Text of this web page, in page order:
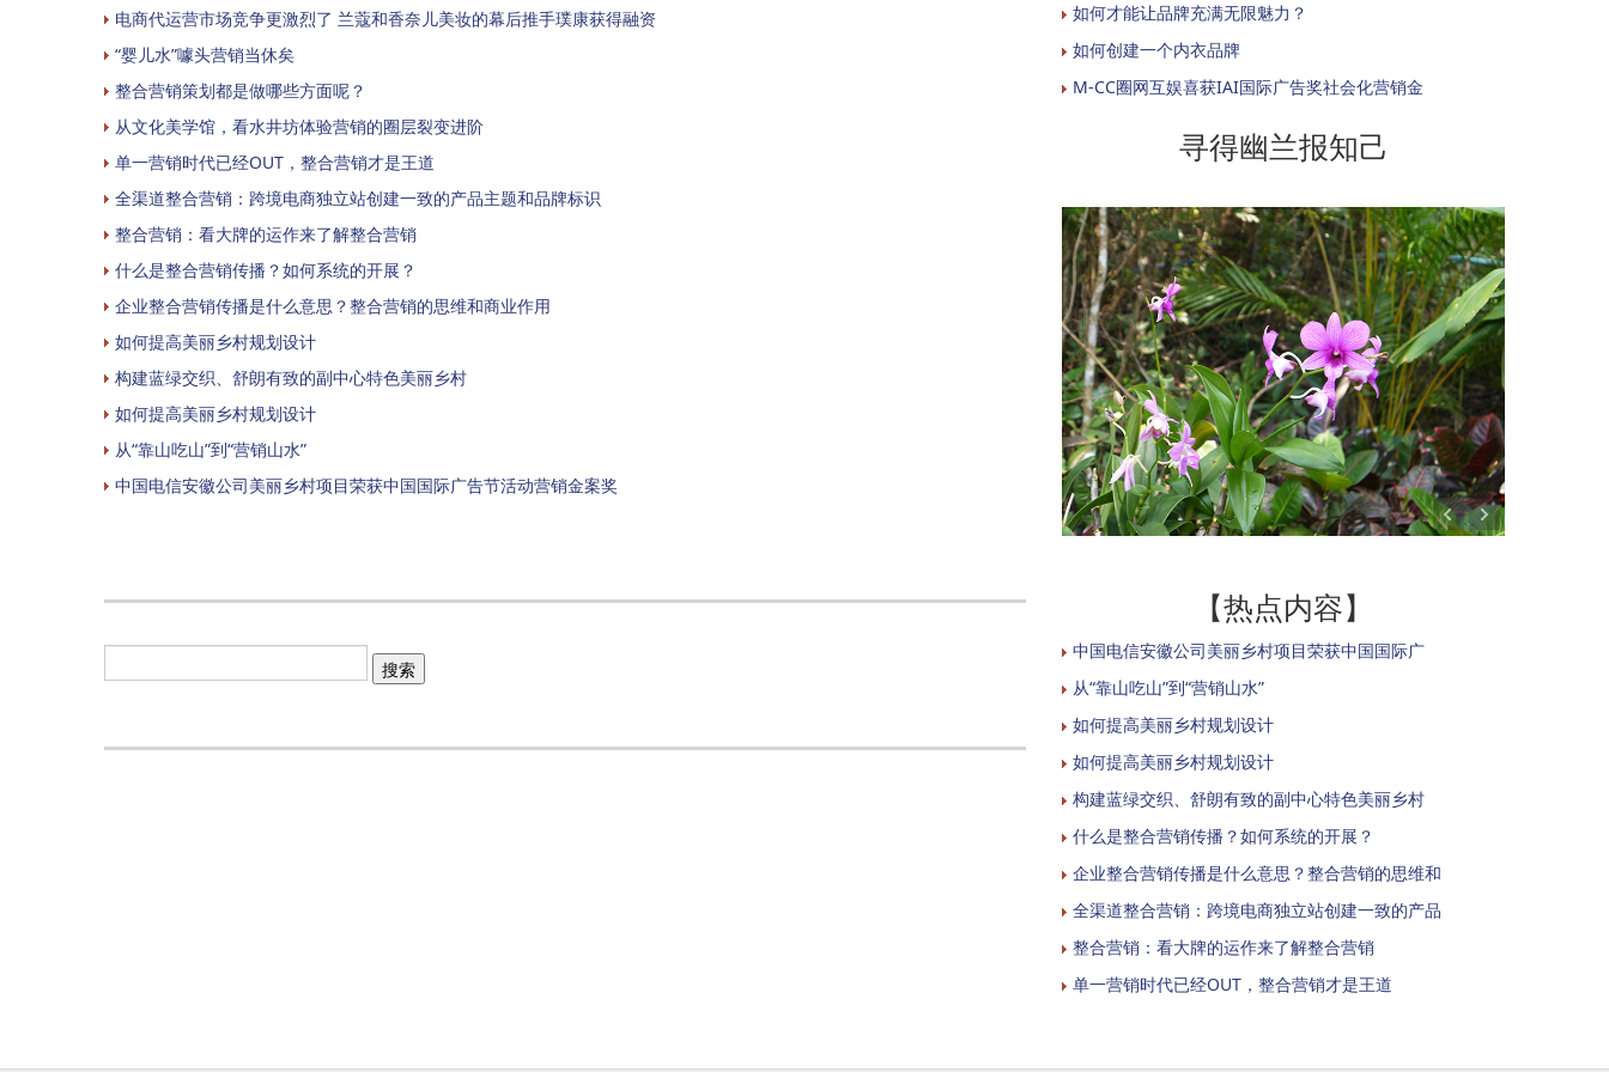
电商代运营市场竞争更激烈了 兰蔻和香奈儿美妆的幕后推手璞康获得融资
“婴儿水”噱头营销当休矣
整合营销策划都是做哪些方面呢？
从文化美学馆，看水井坊体验营销的圈层裂变进阶
单一营销时代已经OUT，整合营销才是王道
全渠道整合营销：跨境电商独立站创建一致的产品主题和品牌标识
整合营销：看大牌的运作来了解整合营销
什么是整合营销传播？如何系统的开展？
企业整合营销传播是什么意思？整合营销的思维和商业作用
如何提高美丽乡村规划设计
构建蓝绿交织、舒朗有致的副中心特色美丽乡村
如何提高美丽乡村规划设计
从“靠山吃山”到“营销山水”
中国电信安徽公司美丽乡村项目荣获中国国际广告节活动营销金案奖
如何才能让品牌充满无限魅力？
如何创建一个内衣品牌
M-CC圈网互娱喜获IAI国际广告奖社会化营销金
寻得幽兰报知己
【热点内容】
中国电信安徽公司美丽乡村项目荣获中国国际广
从“靠山吃山”到“营销山水”
如何提高美丽乡村规划设计
如何提高美丽乡村规划设计
构建蓝绿交织、舒朗有致的副中心特色美丽乡村
什么是整合营销传播？如何系统的开展？
企业整合营销传播是什么意思？整合营销的思维和
全渠道整合营销：跨境电商独立站创建一致的产品
整合营销：看大牌的运作来了解整合营销
单一营销时代已经OUT，整合营销才是王道